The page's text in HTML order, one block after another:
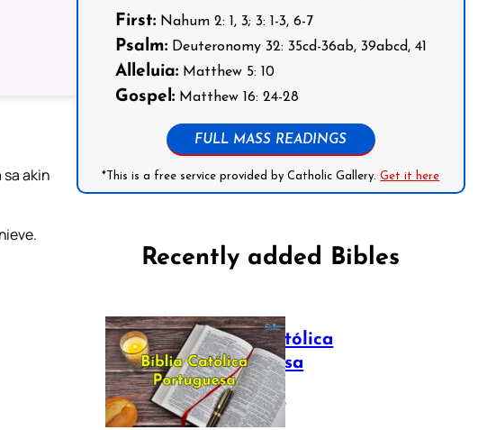
sa akin
First:Nahum 2: 1, 3; 3: 1-3, 6-7
Psalm:Deuteronomy 32: 35cd-36ab, 39abcd, 41
Alleluia:Matthew 5: 10
Gospel:Matthew 16: 24-28
FULL MASS READINGS
*This is a free service provided by Catholic Gallery.Get it here
Recently added Bibles
Bíblia Católica
Portuguesa
July 16, 2025